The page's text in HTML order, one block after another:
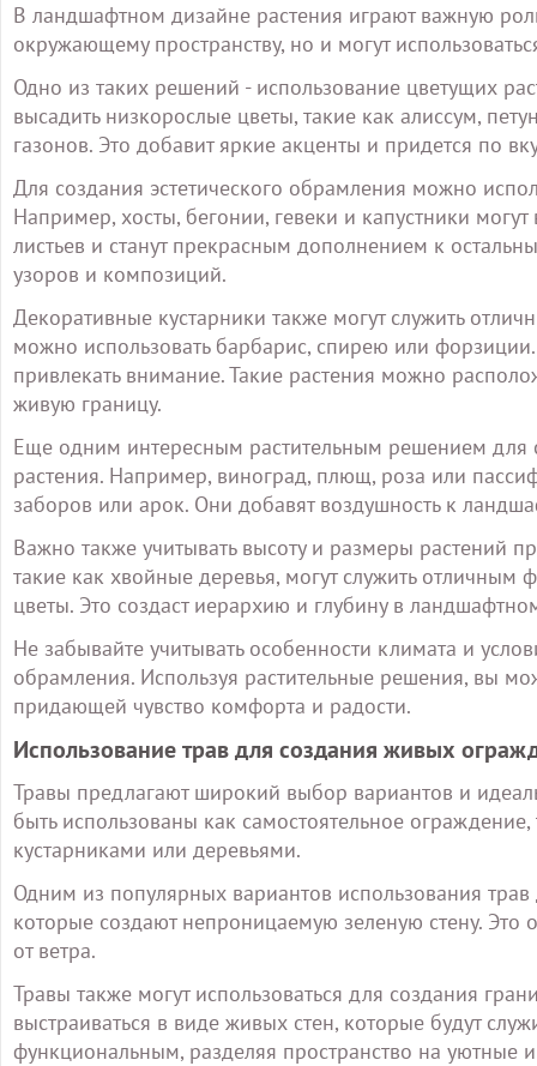
В ландшафтном дизайне растения играют важную
окружающему пространству, но и могут
Одно из таких решений - использование цветущих
высадить низкорослые цветы, такие как алиссум,
газонов. Это добавит яркие акценты и придется по
Для создания эстетического обрамления можно
Например, хосты, бегонии, гевеки и капустники
листьев и станут прекрасным дополнением к
узоров и композиций.
Декоративные кустарники также могут служить
можно использовать барбарис, спирею или
привлекать внимание. Такие растения можно
живую границу.
Еще одним интересным растительным решением для
растения. Например, виноград, плющ, роза или
заборов или арок. Они добавят воздушность к
Важно также учитывать высоту и размеры растений
такие как хвойные деревья, могут служить
цветы. Это создаст иерархию и глубину в
Не забывайте учитывать особенности климата и
обрамления. Используя растительные решения, вы
придающей чувство комфорта и радости.
Использование трав для создания живых
Травы предлагают широкий выбор вариантов и
быть использованы как самостоятельное
кустарниками или деревьями.
Одним из популярных вариантов использования
которые создают непроницаемую зеленую стену.
от ветра.
Травы также могут использоваться для создания
выстраиваться в виде живых стен, которые будут
функциональным, разделяя пространство на уютные